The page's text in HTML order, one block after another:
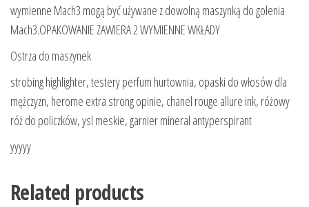
wymienne Mach3 mogą być używane z dowolną maszynką do golenia
Mach3.OPAKOWANIE ZAWIERA 2 WYMIENNE WKŁADY
Ostrza do maszynek
strobing highlighter, testery perfum hurtownia, opaski do włosów dla
mężczyzn, herome extra strong opinie, chanel rouge allure ink, różowy
róż do policzków, ysl meskie, garnier mineral antyperspirant
yyyyy
Related products